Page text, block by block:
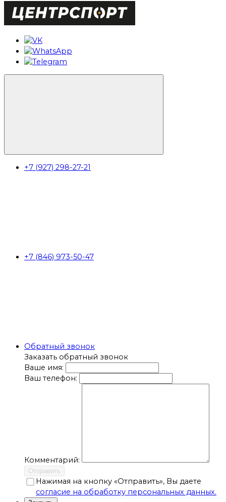
+7 (927) 298-27-21
+7 (846) 973-50-47
Обратный звонок
Заказать обратный звонок
Ваше имя:
Ваш телефон:
Комментарий:
Отправить
Нажимая на кнопку «Отправить», Вы даете
согласие на обработку персональных данных.